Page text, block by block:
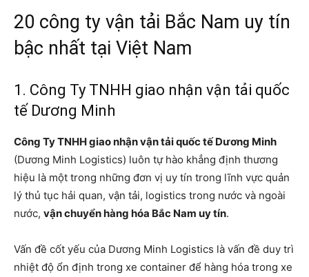
20 công ty vận tải Bắc Nam uy tín
bậc nhất tại Việt Nam
1. Công Ty TNHH giao nhận vận tải quốc
tế Dương Minh
Công Ty TNHH giao nhận vận tải quốc tế Dương Minh
(Dương Minh Logistics) luôn tự hào khẳng định thương
hiệu là một trong những đơn vị uy tín trong lĩnh vực quản
lý thủ tục hải quan, vận tải, logistics trong nước và ngoài
nước, vận chuyển hàng hóa Bắc Nam uy tín.
Vấn đề cốt yếu của Dương Minh Logistics là vấn đề duy trì
nhiệt độ ổn định trong xe container để hàng hóa trong xe